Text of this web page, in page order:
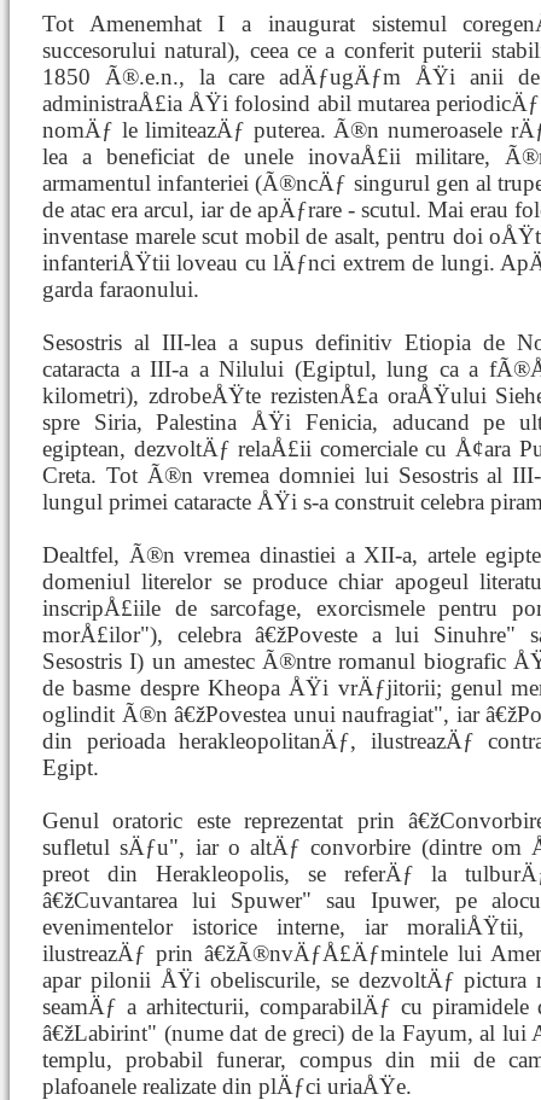
Tot Amenemhat I a inaugurat sistemul
succesorului natural), ceea ce a conferit puterii
1850 Ã®.e.n., la care adÄƒugÄƒm ÅŸi anii de
administraÅ£ia ÅŸi folosind abil mutarea
nomÄƒ le limiteazÄƒ puterea. Ã®n numeroasele
lea a beneficiat de unele inovaÅ£ii militare,
armamentul infanteriei (Ã®ncÄƒ singurul gen al
de atac era arcul, iar de apÄƒrare - scutul. Mai erau
inventase marele scut mobil de asalt, pentru doi
infanteriÅŸtii loveau cu lÄƒnci extrem de lungi.
garda faraonului.
Sesostris al III-lea a supus definitiv Etiopia de
cataracta a III-a a Nilului (Egiptul, lung ca a
kilometri), zdrobeÅŸte rezistenÅ£a oraÅŸului
spre Siria, Palestina ÅŸi Fenicia, aducand pe
egiptean, dezvoltÄƒ relaÅ£ii comerciale cu Å¢ara
Creta. Tot Ã®n vremea domniei lui Sesostris al III-
lungul primei cataracte ÅŸi s-a construit celebra
Dealtfel, Ã®n vremea dinastiei a XII-a, artele
domeniul literelor se produce chiar apogeul
inscripÅ£iile de sarcofage, exorcismele pentru
morÅ£ilor"), celebra â€žPoveste a lui Sinuhre"
Sesostris I) un amestec Ã®ntre romanul biografic
de basme despre Kheopa ÅŸi vrÄƒjitorii; genul
oglindit Ã®n â€žPovestea unui naufragiat", iar
din perioada herakleopolitanÄƒ, ilustreazÄƒ
Egipt.
Genul oratoric este reprezentat prin
sufletul sÄƒu", iar o altÄƒ convorbire (dintre om
preot din Herakleopolis, se referÄƒ la
â€žCuvantarea lui Spuwer" sau Ipuwer, pe
evenimentelor istorice interne, iar
ilustreazÄƒ prin â€žÃ®nvÄƒÅ£Äƒmintele lui
apar pilonii ÅŸi obeliscurile, se dezvoltÄƒ pictura
seamÄƒ a arhitecturii, comparabilÄƒ cu piramidele
â€žLabirint" (nume dat de greci) de la Fayum, al lui
templu, probabil funerar, compus din mii de
plafoanele realizate din plÄƒci uriaÅŸe.